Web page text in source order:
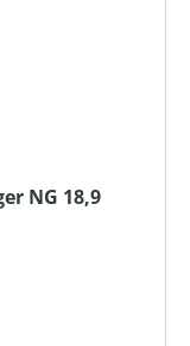
NG 18,9